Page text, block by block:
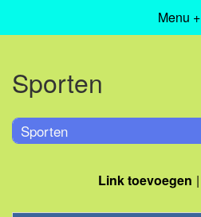
Menu +
Sporten
Sporten
Link toevoegen